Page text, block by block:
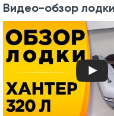
Видео-обзор